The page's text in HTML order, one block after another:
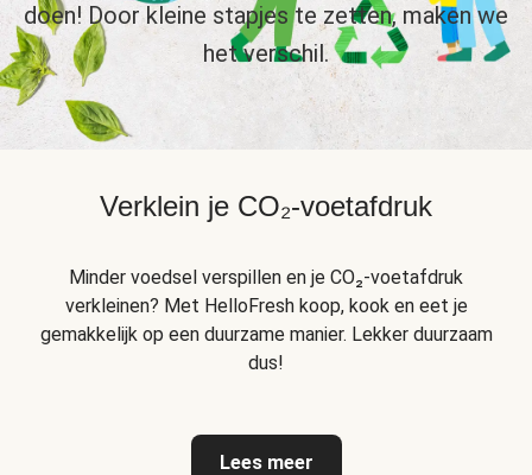
doen! Door kleine stapjes te zetten, maken we
het verschil.
Verklein je CO₂-voetafdruk
Minder voedsel verspillen en je CO₂-voetafdruk
verkleinen? Met HelloFresh koop, kook en eet je
gemakkelijk op een duurzame manier. Lekker duurzaam
dus!
Lees meer